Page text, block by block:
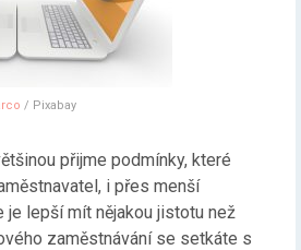
/ Pixabay
přijme podmínky, které
i přes menší
je lepší mít nějakou jistotu než
zaměstnávání se setkáte s